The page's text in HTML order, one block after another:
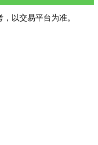
以交易平台为准。